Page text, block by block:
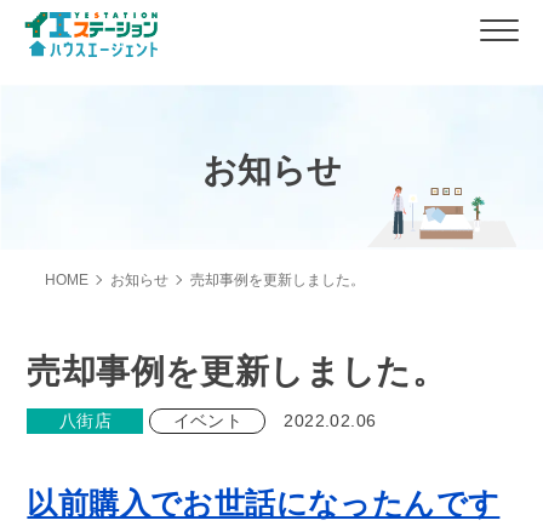
お知らせ
HOME お知らせ 売却事例を更新しました。
売却事例を更新しました。
八街店 イベント 2022.02.06
以前購入でお世話になったんです